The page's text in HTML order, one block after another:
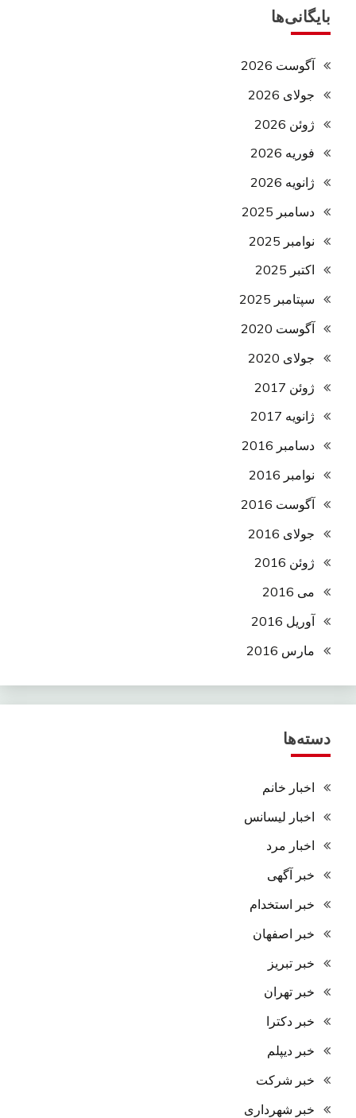
بایگانی‌ها
آگوست 2026
جولای 2026
ژوئن 2026
فوریه 2026
ژانویه 2026
دسامبر 2025
نوامبر 2025
اکتبر 2025
سپتامبر 2025
آگوست 2020
جولای 2020
ژوئن 2017
ژانویه 2017
دسامبر 2016
نوامبر 2016
آگوست 2016
جولای 2016
ژوئن 2016
می 2016
آوریل 2016
مارس 2016
دسته‌ها
اخبار خانم
اخبار لیسانس
اخبار مرد
خبر آگهی
خبر استخدام
خبر اصفهان
خبر تبریز
خبر تهران
خبر دکترا
خبر دیپلم
خبر شرکت
خبر شهرداری